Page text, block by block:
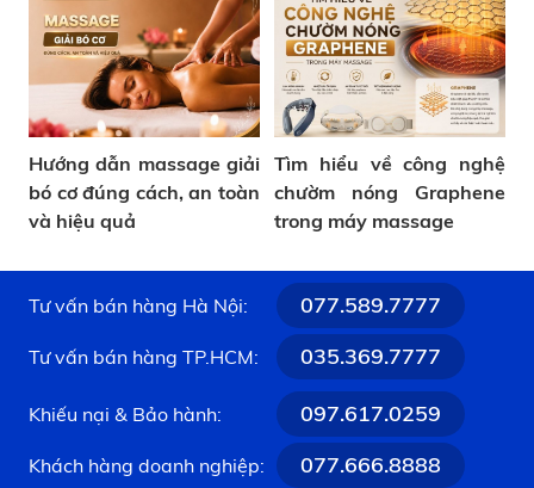
Hướng dẫn massage giải
bó cơ đúng cách, an toàn
và hiệu quả
Tìm hiểu về công nghệ
chườm nóng Graphene
trong máy massage
Tư vấn bán hàng Hà Nội: 077.589.7777
Tư vấn bán hàng TP.HCM: 035.369.7777
Khiếu nại & Bảo hành: 097.617.0259
Khách hàng doanh nghiệp: 077.666.8888